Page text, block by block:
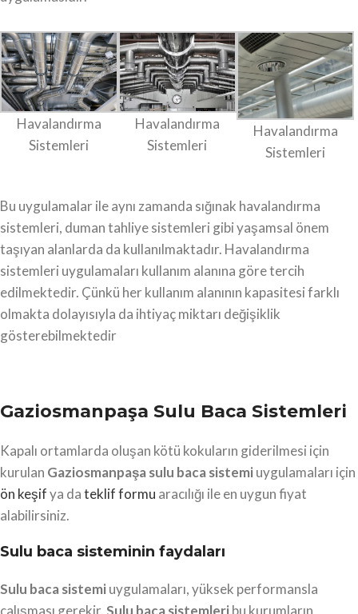
Havalandırma
Sistemleri
Havalandırma
Sistemleri
Havalandırma
Sistemleri
Bu uygulamalar ile aynı zamanda sığınak havalandırma
sistemleri, duman tahliye sistemleri gibi yaşamsal önem
taşıyan alanlarda da kullanılmaktadır. Havalandırma
sistemleri uygulamaları kullanım alanına göre tercih
edilmektedir. Çünkü her kullanım alanının kapasitesi farklı
olmakta dolayısıyla da ihtiyaç miktarı değişiklik
gösterebilmektedir
Gaziosmanpaşa Sulu Baca Sistemleri
Kapalı ortamlarda oluşan kötü kokuların giderilmesi için
kurulan Gaziosmanpaşasulu baca sistemiuygulamaları için
ön keşifya dateklif formu aracılığı ile en uygun fiyat
alabilirsiniz.
Sulu baca sisteminin faydaları
Sulu baca sistemiuygulamaları, yüksek performansla